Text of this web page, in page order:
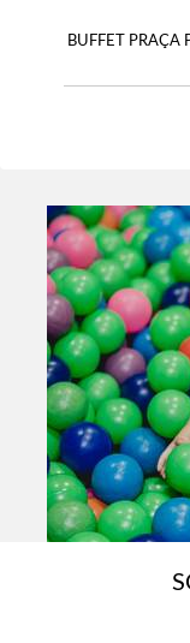
BUFFET PRAÇA